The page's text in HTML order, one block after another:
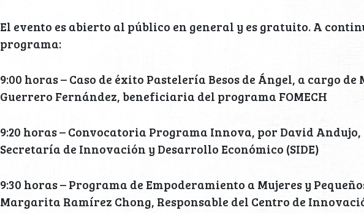
El evento es abierto al público en general y es gratuito. A
programa:
9:00 horas – Caso de éxito Pastelería Besos de Ángel, a cargo de
Guerrero Fernández, beneficiaria del programa FOMECH
9:20 horas – Convocatoria Programa Innova, por David Andujo,
Secretaría de Innovación y Desarrollo Económico (SIDE)
9:30 horas – Programa de Empoderamiento a Mujeres y
Margarita Ramírez Chong, Responsable del Centro de